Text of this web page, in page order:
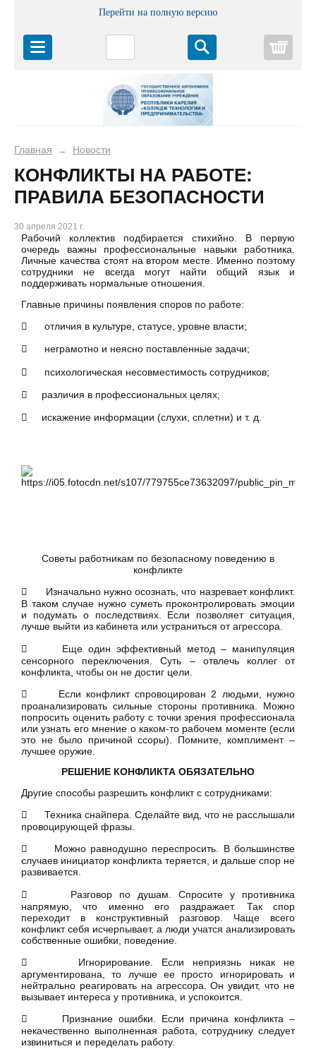
Перейти на полную версию
Главная → Новости
КОНФЛИКТЫ НА РАБОТЕ:
ПРАВИЛА БЕЗОПАСНОСТИ
30 апреля 2021 г.
Рабочий коллектив подбирается стихийно. В первую
очередь важны профессиональные навыки работника.
Личные качества стоят на втором месте. Именно поэтому
сотрудники не всегда могут найти общий язык и
поддерживать нормальные отношения.
Главные причины появления споров по работе:
 отличия в культуре, статусе, уровне власти;
 неграмотно и неясно поставленные задачи;
 психологическая несовместимость сотрудников;
 различия в профессиональных целях;
 искажение информации (слухи, сплетни) и т. д.
Советы работникам по безопасному поведению в
конфликте
 Изначально нужно осознать, что назревает конфликт.
В таком случае нужно суметь проконтролировать эмоции
и подумать о последствиях. Если позволяет ситуация,
лучше выйти из кабинета или устраниться от агрессора.
 Еще один эффективный метод – манипуляция
сенсорного переключения. Суть – отвлечь коллег от
конфликта, чтобы он не достиг цели.
 Если конфликт спровоцирован 2 людьми, нужно
проанализировать сильные стороны противника. Можно
попросить оценить работу с точки зрения профессионала
или узнать его мнение о каком-то рабочем моменте (если
это не было причиной ссоры). Помните, комплимент –
лучшее оружие.
РЕШЕНИЕ КОНФЛИКТА ОБЯЗАТЕЛЬНО
Другие способы разрешить конфликт с сотрудниками:
 Техника снайпера. Сделайте вид, что не расслышали
провоцирующей фразы.
 Можно равнодушно переспросить. В большинстве
случаев инициатор конфликта теряется, и дальше спор не
развивается.
 Разговор по душам. Спросите у противника
напрямую, что именно его раздражает. Так спор
переходит в конструктивный разговор. Чаще всего
конфликт себя исчерпывает, а люди учатся анализировать
собственные ошибки, поведение.
 Игнорирование. Если неприязнь никак не
аргументирована, то лучше ее просто игнорировать и
нейтрально реагировать на агрессора. Он увидит, что не
вызывает интереса у противника, и успокоится.
 Признание ошибки. Если причина конфликта –
некачественно выполненная работа, сотруднику следует
извиниться и переделать работу.